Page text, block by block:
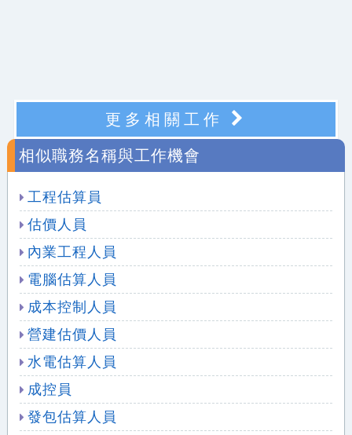
更多相關工作
相似職務名稱與工作機會
工程估算員
估價人員
內業工程人員
電腦估算人員
成本控制人員
營建估價人員
水電估算人員
成控員
發包估算人員